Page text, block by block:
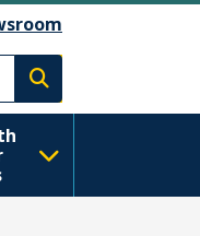
Execute search